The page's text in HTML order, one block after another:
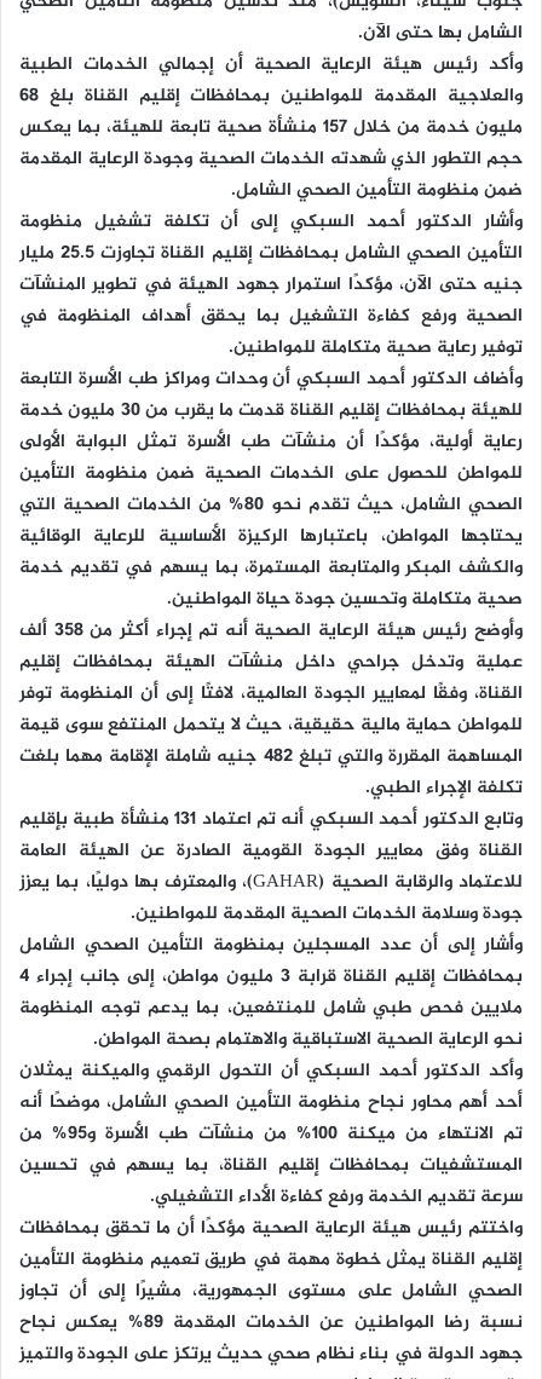
الشامل بها حتى الآن.
وأكد رئيس هيئة الرعاية الصحية أن إجمالي الخدمات الطبية
والعلاجية المقدمة للمواطنين بمحافظات إقليم القناة بلغ 68
مليون خدمة من خلال 157 منشأة صحية تابعة للهيئة، بما يعكس
حجم التطور الذي شهدته الخدمات الصحية وجودة الرعاية المقدمة
ضمن منظومة التأمين الصحي الشامل.
وأشار الدكتور أحمد السبكي إلى أن تكلفة تشغيل منظومة
التأمين الصحي الشامل بمحافظات إقليم القناة تجاوزت 25.5 مليار
جنيه حتى الآن، مؤكدًا استمرار جهود الهيئة في تطوير المنشآت
الصحية ورفع كفاءة التشغيل بما يحقق أهداف المنظومة في
توفير رعاية صحية متكاملة للمواطنين.
وأضاف الدكتور أحمد السبكي أن وحدات ومراكز طب الأسرة التابعة
للهيئة بمحافظات إقليم القناة قدمت ما يقرب من 30 مليون خدمة
رعاية أولية، مؤكدًا أن منشآت طب الأسرة تمثل البوابة الأولى
للمواطن للحصول على الخدمات الصحية ضمن منظومة التأمين
الصحي الشامل، حيث تقدم نحو 80% من الخدمات الصحية التي
يحتاجها المواطن، باعتبارها الركيزة الأساسية للرعاية الوقائية
والكشف المبكر والمتابعة المستمرة، بما يسهم في تقديم خدمة
صحية متكاملة وتحسين جودة حياة المواطنين.
وأوضح رئيس هيئة الرعاية الصحية أنه تم إجراء أكثر من 358 ألف
عملية وتدخل جراحي داخل منشآت الهيئة بمحافظات إقليم
القناة، وفقًا لمعايير الجودة العالمية، لافتًا إلى أن المنظومة توفر
للمواطن حماية مالية حقيقية، حيث لا يتحمل المنتفع سوى قيمة
المساهمة المقررة والتي تبلغ 482 جنيه شاملة الإقامة مهما بلغت
تكلفة الإجراء الطبي.
وتابع الدكتور أحمد السبكي أنه تم اعتماد 131 منشأة طبية بإقليم
القناة وفق معايير الجودة القومية الصادرة عن الهيئة العامة
للاعتماد والرقابة الصحية (GAHAR)، والمعترف بها دوليًا، بما يعزز
جودة وسلامة الخدمات الصحية المقدمة للمواطنين.
وأشار إلى أن عدد المسجلين بمنظومة التأمين الصحي الشامل
بمحافظات إقليم القناة قرابة 3 مليون مواطن، إلى جانب إجراء 4
ملايين فحص طبي شامل للمنتفعين، بما يدعم توجه المنظومة
نحو الرعاية الصحية الاستباقية والاهتمام بصحة المواطن.
وأكد الدكتور أحمد السبكي أن التحول الرقمي والميكنة يمثلان
أحد أهم محاور نجاح منظومة التأمين الصحي الشامل، موضحًا أنه
تم الانتهاء من ميكنة 100% من منشآت طب الأسرة و95% من
المستشفيات بمحافظات إقليم القناة، بما يسهم في تحسين
سرعة تقديم الخدمة ورفع كفاءة الأداء التشغيلي.
واختتم رئيس هيئة الرعاية الصحية مؤكدًا أن ما تحقق بمحافظات
إقليم القناة يمثل خطوة مهمة في طريق تعميم منظومة التأمين
الصحي الشامل على مستوى الجمهورية، مشيرًا إلى أن تجاوز
نسبة رضا المواطنين عن الخدمات المقدمة 89% يعكس نجاح
جهود الدولة في بناء نظام صحي حديث يرتكز على الجودة والتميز